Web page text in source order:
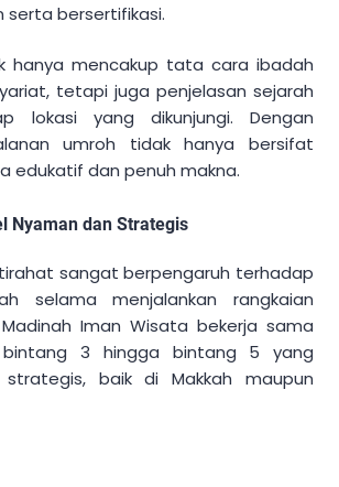
bersertifikasi.
hanya mencakup tata cara ibadah
tetapi juga penjelasan sejarah
lokasi yang dikunjungi. Dengan
umroh tidak hanya bersifat
edukatif dan penuh makna.
Nyaman dan Strategis
sangat berpengaruh terhadap
selama menjalankan rangkaian
Iman Wisata bekerja sama
3 hingga bintang 5 yang
strategis, baik di Makkah maupun